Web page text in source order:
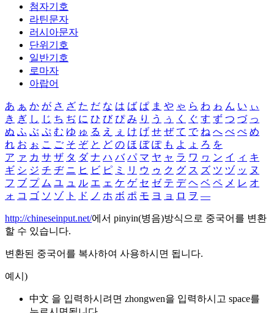
첨자기호
라틴문자
러시아문자
단위기호
일반기호
로마자
아랍어
あ ぁ か が さ ざ た だ な は ば ぱ ま や ゃ ら わ ゎ ん い ぃ
き ぎ し じ ち ぢ に ひ び ぴ み り う ぅ く ぐ す ず つ づ っ
ぬ ふ ぶ ぷ む ゆ ゅ る え ぇ け げ せ ぜ て で ね へ べ ぺ め
れ お ぉ こ ご そ ぞ と ど の ほ ぼ ぽ も よ ょ ろ を
ア ァ カ サ ザ タ ダ ナ ハ バ パ マ ヤ ャ ラ ワ ヮ ン イ ィ キ
ギ シ ジ チ ヂ ニ ヒ ビ ピ ミ リ ウ ゥ ク グ ス ズ ツ ヅ ッ ヌ
フ ブ プ ム ユ ュ ル エ ェ ケ ゲ セ ゼ テ デ ヘ ベ ペ メ レ オ
ォ コ ゴ ソ ゾ ト ド ノ ホ ボ ポ モ ヨ ョ ロ ヲ ―
http://chineseinput.net/에서 pinyin(병음)방식으로 중국어를 변환
할 수 있습니다.
변환된 중국어를 복사하여 사용하시면 됩니다.
예시)
中文 을 입력하시려면 zhongwen을 입력하시고 space를